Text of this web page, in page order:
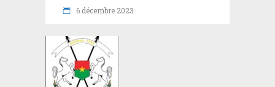
6 décembre 2023